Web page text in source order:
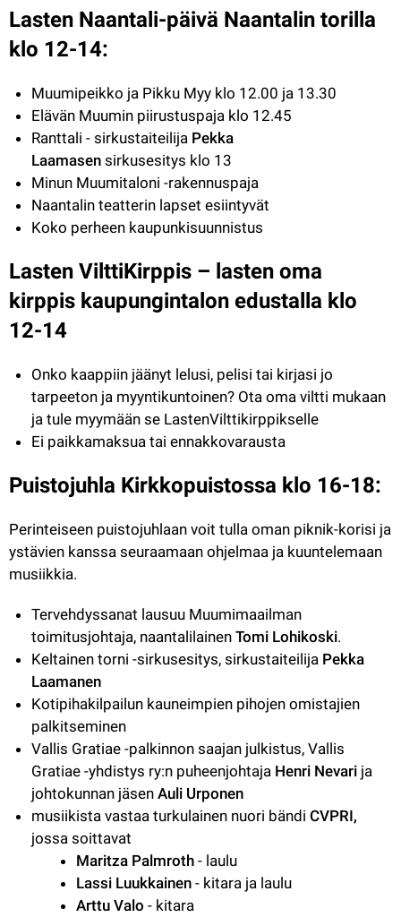
Lasten Naantali-päivä Naantalin torilla
klo 12-14:
Muumipeikko ja Pikku Myy klo 12.00 ja 13.30
Elävän Muumin piirustuspaja klo 12.45
Ranttali - sirkustaiteilija Pekka
Laamasen sirkusesitys klo 13
Minun Muumitaloni -rakennuspaja
Naantalin teatterin lapset esiintyvät
Koko perheen kaupunkisuunnistus
Lasten VilttiKirppis – lasten oma
kirppis kaupungintalon edustalla klo
12-14
Onko kaappiin jäänyt lelusi, pelisi tai kirjasi jo
tarpeeton ja myyntikuntoinen? Ota oma viltti mukaan
ja tule myymään se LastenVilttikirppikselle
Ei paikkamaksua tai ennakkovarausta
Puistojuhla Kirkkopuistossa klo 16-18:
Perinteiseen puistojuhlaan voit tulla oman piknik-korisi ja
ystävien kanssa seuraamaan ohjelmaa ja kuuntelemaan
musiikkia.
Tervehdyssanat lausuu Muumimaailman
toimitusjohtaja, naantalilainen Tomi Lohikoski.
Keltainen torni -sirkusesitys, sirkustaiteilija Pekka
Laamanen
Kotipihakilpailun kauneimpien pihojen omistajien
palkitseminen
Vallis Gratiae -palkinnon saajan julkistus, Vallis
Gratiae -yhdistys ry:n puheenjohtaja Henri Nevari ja
johtokunnan jäsen Auli Urponen
musiikista vastaa turkulainen nuori bändi CVPRI,
jossa soittavat
Maritza Palmroth - laulu
Lassi Luukkainen - kitara ja laulu
Arttu Valo - kitara